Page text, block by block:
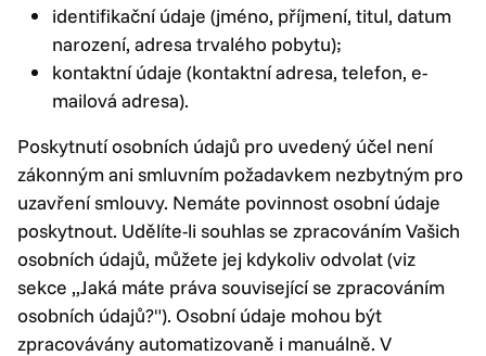
identifikační údaje (jméno, příjmení, titul, datum
narození, adresa trvalého pobytu);
kontaktní údaje (kontaktní adresa, telefon, e-
mailová adresa).
Poskytnutí osobních údajů pro uvedený účel není
zákonným ani smluvním požadavkem nezbytným pro
uzavření smlouvy. Nemáte povinnost osobní údaje
poskytnout. Udělíte-li souhlas se zpracováním Vašich
osobních údajů, můžete jej kdykoliv odvolat (viz
sekce „Jaká máte práva související se zpracováním
osobních údajů?"). Osobní údaje mohou být
zpracovávány automatizovaně i manuálně. V